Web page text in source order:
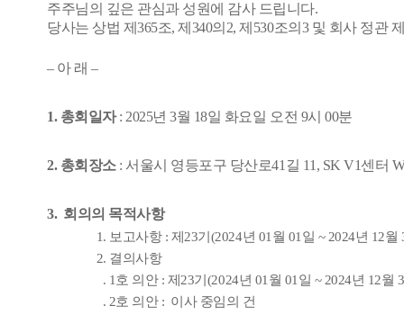
주주님의 깊은 관심과 성원에 감사 드립니다.
당사는 상법 제365조, 제340의2, 제530조의3 및 회사 정
– 아 래 –
1. 총회일자: 2025년 3월 18일 화요일 오전 9시 00분
2. 총회장소: 서울시 영등포구 당산로41 길 11, SK V1센터
3. 회의의 목적사항
1. 보고사항 : 제23기(2024년 01월 01일 ~ 2024년 12
2. 결의사항
. 1호 의안 : 제23기(2024년 01월 01일 ~ 2024년 12월
. 2호 의안 : 이사 중임의 건